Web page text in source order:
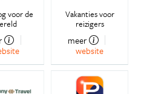
voor de
Vakanties voor
reizigers
meer
website